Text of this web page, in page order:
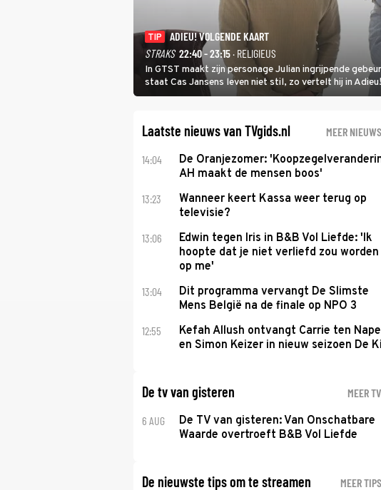
TIP
ADIEU! VOLGENDE KAART
STRAKS 22:40 - 23:15· RELIGIEUS
In GTST maakt zijn personage Julian ingrijpende
staat Cas Jansens leven niet stil, zo vertelt hij in
Laatste nieuws van TVgids.nl MEER NIEUWS
14:04
De Oranjezomer:
AH maakt de mensen boos'
13:23
Wanneer keert Kassa weer terug op
televisie?
13:06
Edwin tegen Iris in B&B Vol Liefde: 'Ik
hoopte dat je niet verliefd zou worden
op me'
13:04
Dit programma vervangt De Slimste
Mens België na de finale op NPO 3
12:55
Kefah Allush ontvangt Carrie ten
en Simon Keizer in nieuw seizoen De
De tv van gisteren MEER TV
6 AUG
De TV van gisteren: Van Onschatbare
Waarde overtroeft B&B Vol Liefde
De nieuwste tips om te streamen MEER TIPS